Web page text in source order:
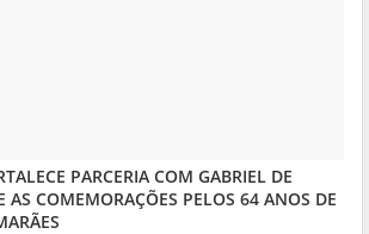
PARCERIA COM GABRIEL DE
AS COMEMORAÇÕES PELOS 64 ANOS DE